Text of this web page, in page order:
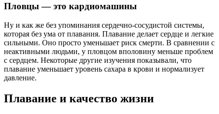
Пловцы — это кардиомашины
Ну и как же без упоминания сердечно-сосудистой системы,
которая без ума от плавания. Плавание делает сердце и легкие
сильными. Оно просто уменьшает риск смерти. В сравнении с
неактивными людьми, у пловцом вполовину меньше проблем
с сердцем. Некоторые другие изучения показывали, что
плавание уменьшает уровень сахара в крови и нормализует
давление.
Плавание и качество жизни